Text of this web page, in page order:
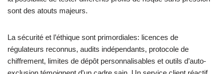
sont des atouts majeurs.
La sécurité et l’éthique sont primordiales: licences de
régulateurs reconnus, audits indépendants, protocole de
chiffrement, limites de dépôt personnalisables et outils d’auto-